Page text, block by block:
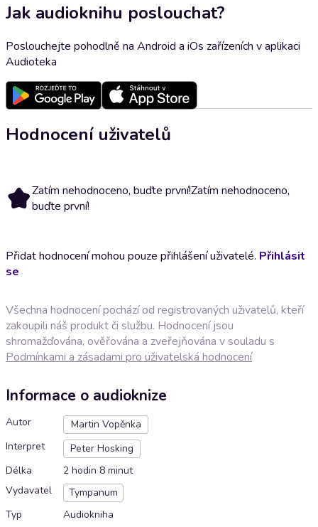
Jak audioknihu poslouchat?
Poslouchejte pohodlně na Android a iOs zařízeních v aplikaci
Audioteka
Hodnocení uživatelů
Zatím nehodnoceno, buďte první!Zatím nehodnoceno,
buďte první!
Přidat hodnocení mohou pouze přihlášení uživatelé. Přihlásit
se
Všechna hodnocení pochází od registrovaných uživatelů, kteří
zakoupili náš produkt či službu. Hodnocení jsou
shromažďována, ověřována a zveřejňována v souladu s
Podmínkami a zásadami pro uživatelská hodnocení
Informace o audioknize
Autor
Martin Vopěnka
Interpret
Peter Hosking
Délka
2 hodin 8 minut
Vydavatel
Tympanum
Typ
Audiokniha